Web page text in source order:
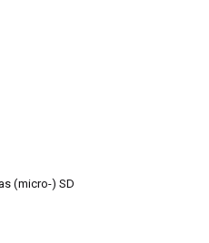
(micro-) SD